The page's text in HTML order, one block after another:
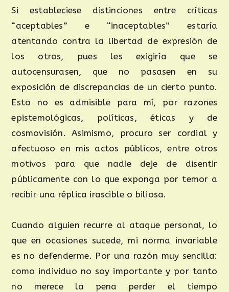
Si estableciese distinciones entre críticas
“aceptables” e “inaceptables” estaría
atentando contra la libertad de expresión de
los otros, pues les exigiría que se
autocensurasen, que no pasasen en su
exposición de discrepancias de un cierto punto.
Esto no es admisible para mí, por razones
epistemológicas, políticas, éticas y de
cosmovisión. Asimismo, procuro ser cordial y
afectuoso en mis actos públicos, entre otros
motivos para que nadie deje de disentir
públicamente con lo que exponga por temor a
recibir una réplica irascible o biliosa.
Cuando alguien recurre al ataque personal, lo
que en ocasiones sucede, mi norma invariable
es no defenderme. Por una razón muy sencilla:
como individuo no soy importante y por tanto
no merece la pena perder el tiempo